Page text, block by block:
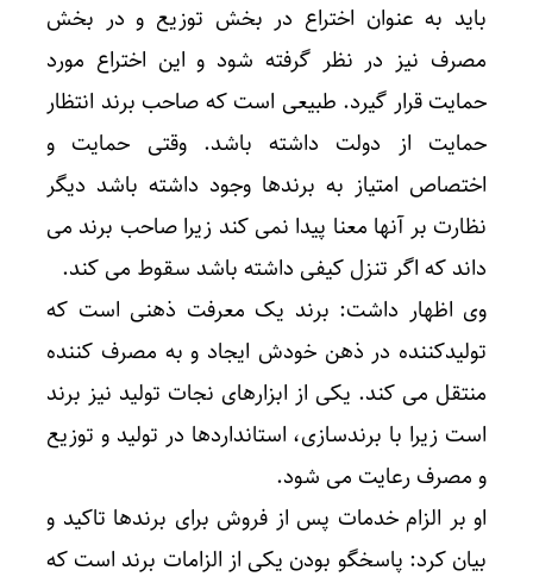
باید به عنوان اختراع در بخش توزیع و در بخش
مصرف نیز در نظر گرفته شود و این اختراع مورد
حمایت قرار گیرد. طبیعی است که صاحب برند انتظار
حمایت از دولت داشته باشد. وقتی حمایت و
اختصاص امتیاز به برندها وجود داشته باشد دیگر
نظارت بر آنها معنا پیدا نمی کند زیرا صاحب برند می
داند که اگر تنزل کیفی داشته باشد سقوط می کند.
وی اظهار داشت: برند یک معرفت ذهنی است که
تولیدکننده در ذهن خودش ایجاد و به مصرف کننده
منتقل می کند. یکی از ابزارهای نجات تولید نیز برند
است زیرا با برندسازی، استانداردها در تولید و توزیع
و مصرف رعایت می شود.
او بر الزام خدمات پس از فروش برای برندها تاکید و
بیان کرد: پاسخگو بودن یکی از الزامات برند است که